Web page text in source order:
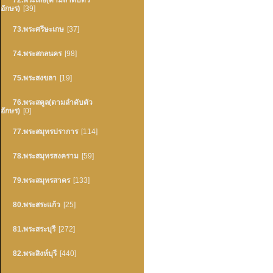
อักษร) [39]
73.พระศรีษะเกษ [37]
74.พระสกลนคร [98]
75.พระสงขลา [19]
76.พระสตูล(ตามลำดับตัว
อักษร) [0]
77.พระสมุทรปราการ [114]
78.พระสมุทรสงคราม [59]
79.พระสมุทรสาคร [133]
80.พระสระแก้ว [25]
81.พระสระบุรี [272]
82.พระสิงห์บุรี [440]